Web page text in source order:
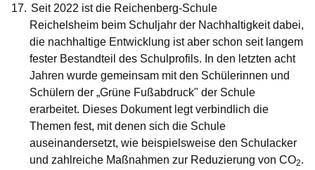
Seit 2022 ist dieReichenberg-Schule
Reichelsheimbeim Schuljahr der Nachhaltigkeit dabei,
die nachhaltige Entwicklung ist aber schon seit langem
fester Bestandteil des Schulprofils. In den letzten acht
Jahren wurde gemeinsam mit den Schülerinnen und
Schülern der „Grüne Fußabdruck" der Schule
erarbeitet. Dieses Dokument legt verbindlich die
Themen fest, mit denen sich die Schule
auseinandersetzt, wie beispielsweise den Schulacker
und zahlreiche Maßnahmen zur Reduzierung von CO2.